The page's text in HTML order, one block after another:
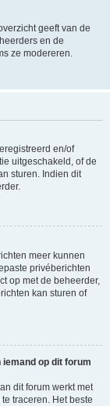
geeft van de
en de
ze modereren.
en/of
uitgeschakeld, of de
sturen. Indien dit
meer kunnen
privéberichten
op met de beheerder,
kan sturen of
iemand op dit forum
dit forum werkt met
traceren. Het beste